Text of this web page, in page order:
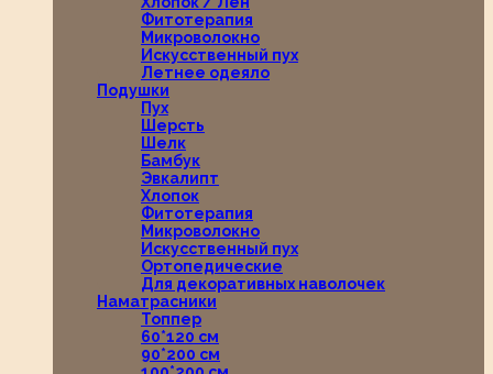
Фитотерапия
Микроволокно
Искусственный пух
Летнее одеяло
Подушки
Пух
Шерсть
Шелк
Бамбук
Эвкалипт
Хлопок
Фитотерапия
Микроволокно
Искусственный пух
Ортопедические
Для декоративных наволочек
Наматрасники
Топпер
60*120 см
90*200 см